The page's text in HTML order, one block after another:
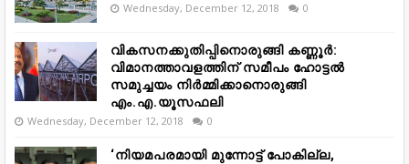
Wednesday, December 12, 2018 0
വികസനക്കുതിപ്പിനൊരുങ്ങി കണ്ണൂർ:
വിമാനത്താവളത്തിന് സമീപം ഹോട്ടൽ
സമുച്ചയം നിർമ്മിക്കാനൊരുങ്ങി
എം.എ.യൂസഫലി
Wednesday, December 12, 2018 0
‘നിയമപരമായി മുന്നോട്ട് പോകില്ല,